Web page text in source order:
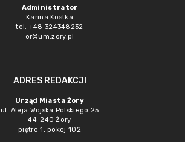
Administrator
Karina Kostka
tel. +48 324348232
or@um.zory.pl
ADRES REDAKCJI
Urząd Miasta Żory
ul. Aleja Wojska Polskiego 25
44-240 Żory
piętro 1, pokój 102